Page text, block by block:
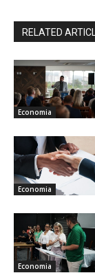
RELATED
Economia
Economia
Economia